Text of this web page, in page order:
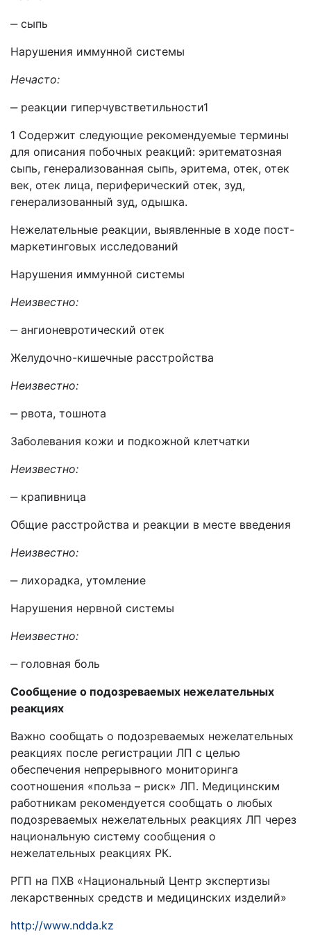
‒ сыпь
Нарушения иммунной системы
Нечасто:
‒ реакции гиперчувстветильности1
1 Содержит следующие рекомендуемые термины
для описания побочных реакций: эритематозная
сыпь, генерализованная сыпь, эритема, отек, отек
век, отек лица, периферический отек, зуд,
генерализованный зуд, одышка.
Нежелательные реакции, выявленные в ходе пост-
маркетинговых исследований
Нарушения иммунной системы
Неизвестно:
‒ ангионевротический отек
Желудочно-кишечные расстройства
Неизвестно:
‒ рвота, тошнота
Заболевания кожи и подкожной клетчатки
Неизвестно:
‒ крапивница
Общие расстройства и реакции в месте введения
Неизвестно:
‒ лихорадка, утомление
Нарушения нервной системы
Неизвестно:
‒ головная боль
Сообщение о подозреваемых нежелательных
реакциях
Важно сообщать о подозреваемых нежелательных
реакциях после регистрации ЛП с целью
обеспечения непрерывного мониторинга
соотношения «польза – риск» ЛП. Медицинским
работникам рекомендуется сообщать о любых
подозреваемых нежелательных реакциях ЛП через
национальную систему сообщения о
нежелательных реакциях РК.
РГП на ПХВ «Национальный Центр экспертизы
лекарственных средств и медицинских изделий»
http://www.ndda.kz